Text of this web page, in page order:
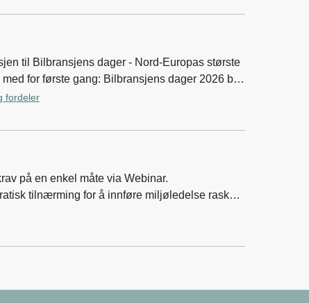
fordeler
på en enkel måte via Webinar.
tilnærming for å innføre miljøledelse raskere